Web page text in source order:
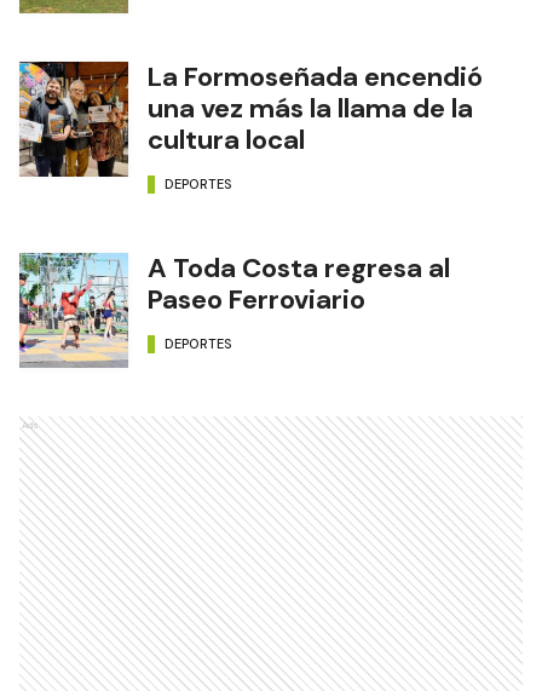
La Formoseñada encendió
una vez más la llama de la
cultura local
DEPORTES
A Toda Costa regresa al
Paseo Ferroviario
DEPORTES
Ads